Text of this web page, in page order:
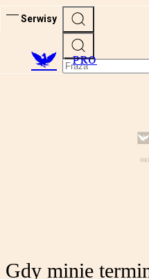
Serwisy
PRO
Gdy minie